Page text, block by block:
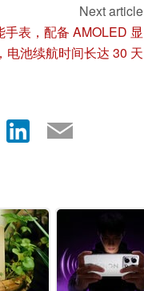
Next article
表，配备 AMOLED 显
电池续航时间长达 30 天